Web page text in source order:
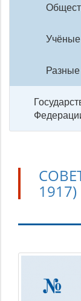
Учёные
Разные
1917)
Совет
министров
(1905–